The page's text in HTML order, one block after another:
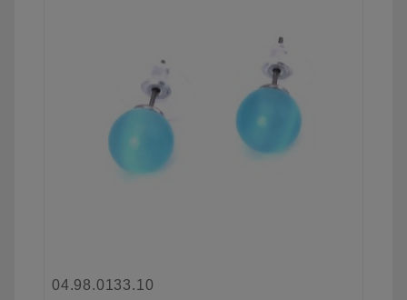
04.98.0133.10